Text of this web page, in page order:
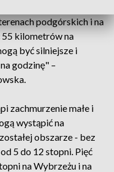
podgórskich i na
kilometrów na
być silniejsze i
godzinę" –
zachmurzenie małe i
wystąpić na
obszarze - bez
5 do 12 stopni. Pięć
na Wybrzeżu i na